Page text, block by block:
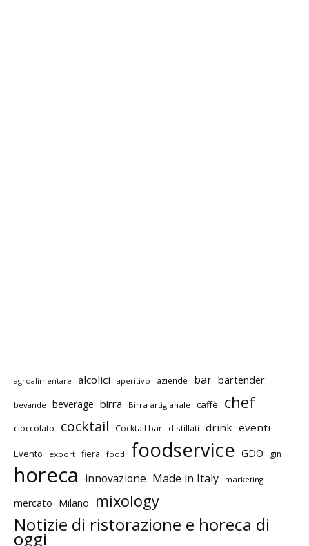
agroalimentare alcolici aperitivo aziende bar bartender
bevande beverage birra Birra artigianale caffè chef
cioccolato cocktail Cocktail bar distillati drink eventi
Evento export fiera food foodservice GDO gin
horeca innovazione Made in Italy marketing
mercato Milano mixology
Notizie di ristorazione e horeca di
oggi